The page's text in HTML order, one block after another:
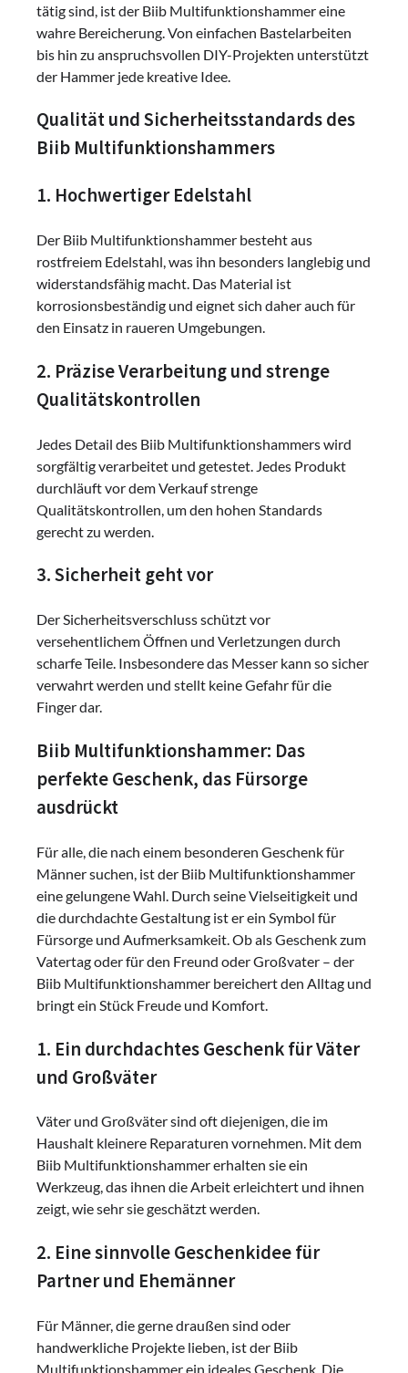
tätig sind, ist der Biib Multifunktionshammer eine
wahre Bereicherung. Von einfachen Bastelarbeiten
bis hin zu anspruchsvollen DIY-Projekten unterstützt
der Hammer jede kreative Idee.
Qualität und Sicherheitsstandards des
Biib Multifunktionshammers
1. Hochwertiger Edelstahl
Der Biib Multifunktionshammer besteht aus
rostfreiem Edelstahl, was ihn besonders langlebig und
widerstandsfähig macht. Das Material ist
korrosionsbeständig und eignet sich daher auch für
den Einsatz in raueren Umgebungen.
2. Präzise Verarbeitung und strenge
Qualitätskontrollen
Jedes Detail des Biib Multifunktionshammers wird
sorgfältig verarbeitet und getestet. Jedes Produkt
durchläuft vor dem Verkauf strenge
Qualitätskontrollen, um den hohen Standards
gerecht zu werden.
3. Sicherheit geht vor
Der Sicherheitsverschluss schützt vor
versehentlichem Öffnen und Verletzungen durch
scharfe Teile. Insbesondere das Messer kann so sicher
verwahrt werden und stellt keine Gefahr für die
Finger dar.
Biib Multifunktionshammer: Das
perfekte Geschenk, das Fürsorge
ausdrückt
Für alle, die nach einem besonderen Geschenk für
Männer suchen, ist der Biib Multifunktionshammer
eine gelungene Wahl. Durch seine Vielseitigkeit und
die durchdachte Gestaltung ist er ein Symbol für
Fürsorge und Aufmerksamkeit. Ob als Geschenk zum
Vatertag oder für den Freund oder Großvater – der
Biib Multifunktionshammer bereichert den Alltag und
bringt ein Stück Freude und Komfort.
1. Ein durchdachtes Geschenk für Väter
und Großväter
Väter und Großväter sind oft diejenigen, die im
Haushalt kleinere Reparaturen vornehmen. Mit dem
Biib Multifunktionshammer erhalten sie ein
Werkzeug, das ihnen die Arbeit erleichtert und ihnen
zeigt, wie sehr sie geschätzt werden.
2. Eine sinnvolle Geschenkidee für
Partner und Ehemänner
Für Männer, die gerne draußen sind oder
handwerkliche Projekte lieben, ist der Biib
Multifunktionshammer ein ideales Geschenk. Die